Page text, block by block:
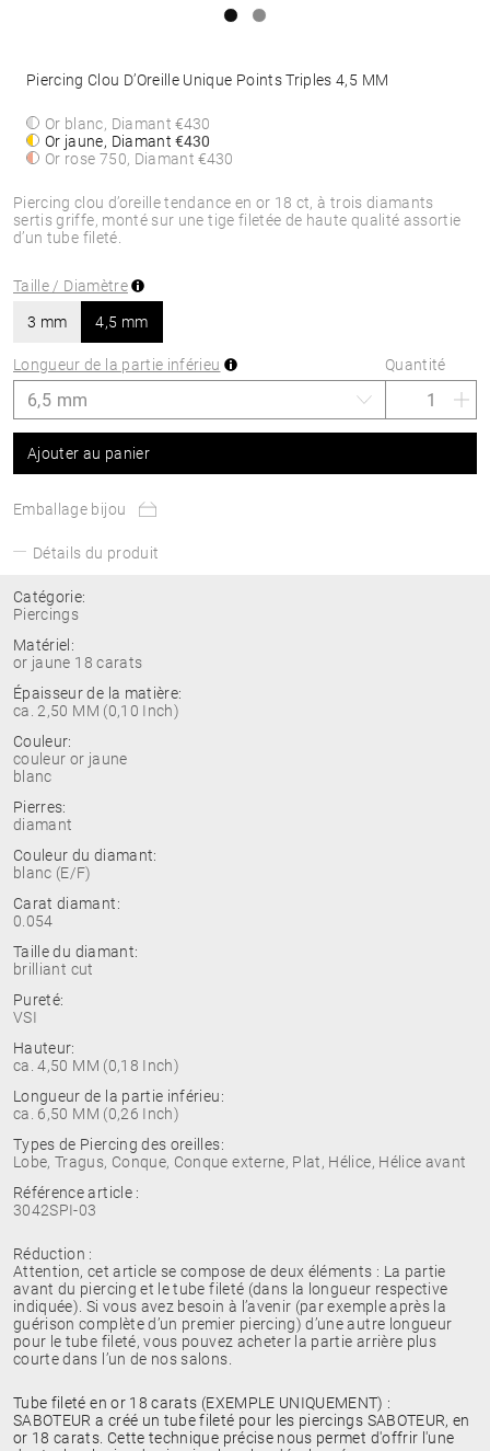
Piercing clou d’oreille tendance en or 18 ct, à trois diamants
sertis griffe, monté sur une tige filetée de haute qualité assortie
d’un tube fileté.
Piercing Clou D’Oreille Unique Points Triples 4,5 MM
Or blanc, Diamant€430
Or jaune, Diamant€430
Or rose 750, Diamant€430
Taille / Diamètre
3 mm 4,5 mm
Longueur de la partie inférieu Quantité
Ajouter au panier
Emballage bijou
Détails du produit
Catégorie:
Piercings
Matériel:
or jaune 18 carats
Épaisseur de la matière:
ca. 2,50 MM (0,10 Inch)
Couleur:
couleur or jaune
blanc
Pierres:
diamant
Couleur du diamant:
blanc (E/F)
Carat diamant:
0.054
Taille du diamant:
brilliant cut
Pureté:
VSI
Hauteur:
ca. 4,50 MM (0,18 Inch)
Longueur de la partie inférieu:
ca. 6,50 MM (0,26 Inch)
Types de Piercing des oreilles:
Lobe, Tragus, Conque, Conque externe, Plat, Hélice, Hélice avant
Référence article :
3042SPI-03
Réduction :
Attention, cet article se compose de deux éléments : La partie
avant du piercing et le tube fileté (dans la longueur respective
indiquée). Si vous avez besoin à l’avenir (par exemple après la
guérison complète d’un premier piercing) d’une autre longueur
pour le tube fileté, vous pouvez acheter la partie arrière plus
courte dans l’un de nos salons.
Tube fileté en or 18 carats (EXEMPLE UNIQUEMENT) :
SABOTEUR a créé un tube fileté pour les piercings SABOTEUR, en
or 18 carats. Cette technique précise nous permet d'offrir l'une